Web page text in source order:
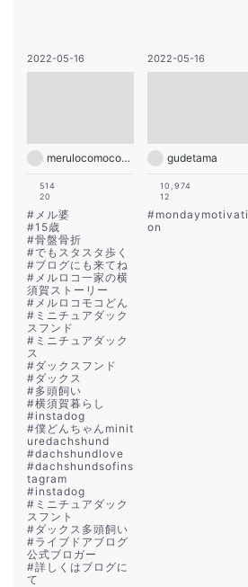
2022-05-16
merulocomocodon
514
20
# メル婆
#15歳
#骨盤骨折
#でもスタスタ歩く
#ブログにも来てね
# メルロコ一家の横
須賀ストーリー
# メルロコモコどん
# ミニチュアダック
スフンド
# ミニチュアダック
ス
#ダックスフンド
#ダックス
#多頭飼い
#横須賀暮らし
#instadog
#僕どんちゃんminit
uredachshund
#dachshundlove
#dachshundsofins
tagram
#instadog
# ミニチュアダック
スフント
#ダックス多頭飼い
#ライブドアブログ
公式ブロガー
#詳しくはブログに
て
2022-05-16
gudetama
10,974
12
#mondaymotivati
on